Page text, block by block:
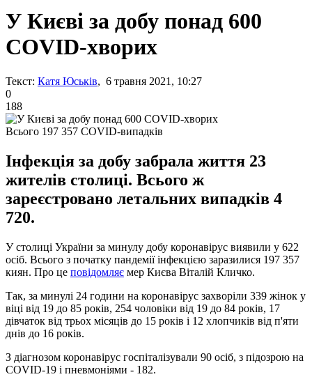
У Києві за добу понад 600
COVID-хворих
Текст: Катя Юськів, 6 травня 2021, 10:27
0
188
Всього 197 357 COVID-випадків
Інфекція за добу забрала життя 23
жителів столиці. Всього ж
зареєстровано летальних випадків 4
720.
У столиці України за минулу добу коронавірус виявили у 622
осіб. Всього з початку пандемії інфекцією заразилися 197 357
киян. Про це повідомляє мер Києва Віталій Кличко.
Так, за минулі 24 години на коронавірус захворіли 339 жінок у
віці від 19 до 85 років, 254 чоловіки від 19 до 84 років, 17
дівчаток від трьох місяців до 15 років і 12 хлопчиків від п'яти
днів до 16 років.
З діагнозом коронавірус госпіталізували 90 осіб, з підозрою на
COVID-19 і пневмоніями - 182.